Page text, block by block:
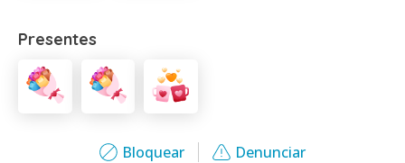
Bloquear Denunciar
Presentes